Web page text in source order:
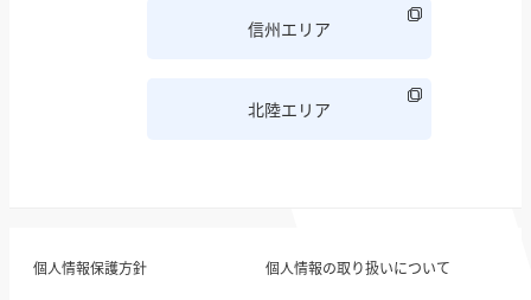
信州エリア
北陸エリア
個人情報保護方針 個人情報の取り扱いについて